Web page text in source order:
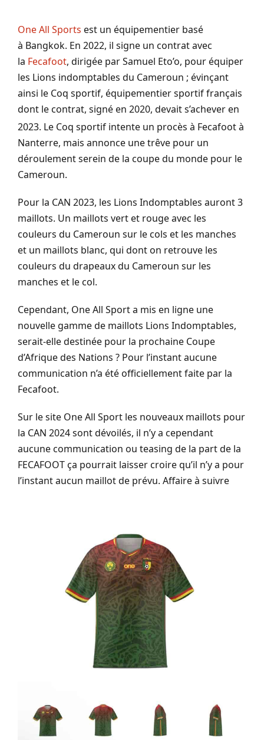
One All Sports est un équipementier basé
à Bangkok. En 2022, il signe un contrat avec
la Fecafoot, dirigée par Samuel Eto’o, pour équiper
les Lions indomptables du Cameroun ; évinçant
ainsi le Coq sportif, équipementier sportif français
dont le contrat, signé en 2020, devait s’achever en
2023. Le Coq sportif intente un procès à Fecafoot à
Nanterre, mais annonce une trêve pour un
déroulement serein de la coupe du monde pour le
Cameroun.
Pour la CAN 2023, les Lions Indomptables auront 3
maillots. Un maillots vert et rouge avec les
couleurs du Cameroun sur le cols et les manches
et un maillots blanc, qui dont on retrouve les
couleurs du drapeaux du Cameroun sur les
manches et le col.
Cependant, One All Sport a mis en ligne une
nouvelle gamme de maillots Lions Indomptables,
serait-elle destinée pour la prochaine Coupe
d’Afrique des Nations ? Pour l’instant aucune
communication n’a été officiellement faite par la
Fecafoot.
Sur le site One All Sport les nouveaux maillots pour
la CAN 2024 sont dévoilés, il n’y a cependant
aucune communication ou teasing de la part de la
FECAFOOT ça pourrait laisser croire qu’il n’y a pour
l’instant aucun maillot de prévu. Affaire à suivre